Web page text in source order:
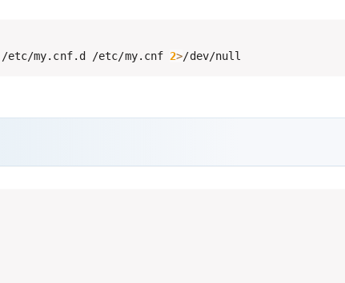
/etc/my.cnf.d /etc/my.cnf 2>/dev/null